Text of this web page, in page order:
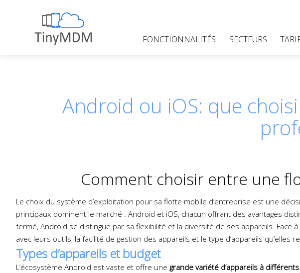
FONCTIONNALITÉS SECTEURS
Android ou iOS: que
Comment choisir entre une
Le choix du système d’exploitation pour sa flotte mobile d’entreprise est une
principaux dominent le marché : Android et iOS, chacun offrant des avantages
fermé, Android se distingue par sa flexibilité et la diversité de ses appareils.
avec leurs outils, la facilité de gestion des appareils et le type d’appareils
Types d’appareils et budget
L’écosystème Android est vaste et offre une grande variété d’appareils à